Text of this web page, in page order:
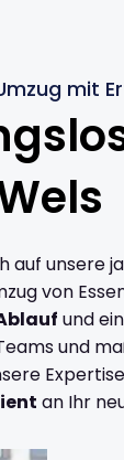
mit
auf unsere
von
und
und
an Ihr